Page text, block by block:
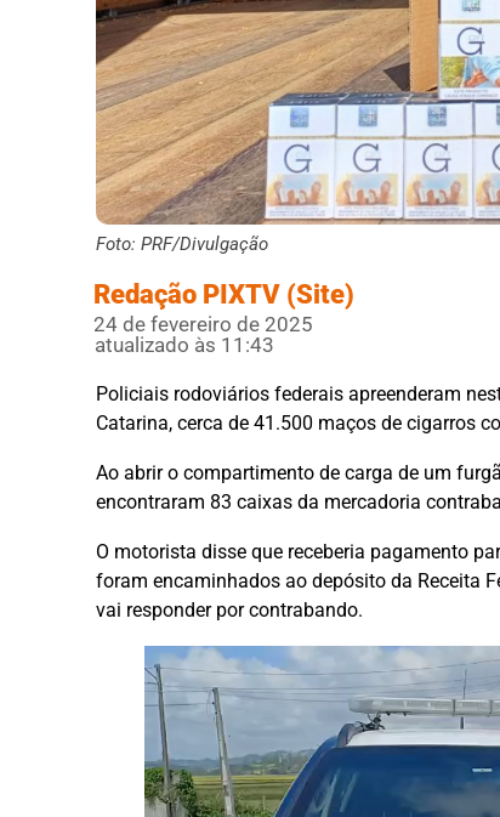
Foto: PRF/Divulgação
Redação PIXTV (Site)
24 de fevereiro de 2025
atualizado às 11:43
Policiais rodoviários federais apreenderam
Catarina, cerca de 41.500 maços de cigarros
Ao abrir o compartimento de carga de um
encontraram 83 caixas da mercadoria
O motorista disse que receberia pagamento
foram encaminhados ao depósito da Receita
vai responder por contrabando.